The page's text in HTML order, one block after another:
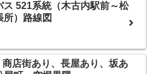
ス 521系統（木古内駅前～松
所）路線図
商店街あり、長屋あり、坂あ